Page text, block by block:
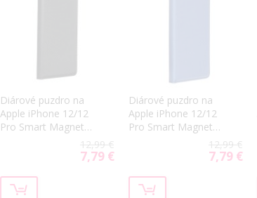
Diárové puzdro na
Apple iPhone 12/12
Pro Smart Magnet
12,99 €
Special
7,79 €
Diárové puzdro na
Apple iPhone 12/12
Pro Smart Magnet
12,99 €
Special
7,79 €